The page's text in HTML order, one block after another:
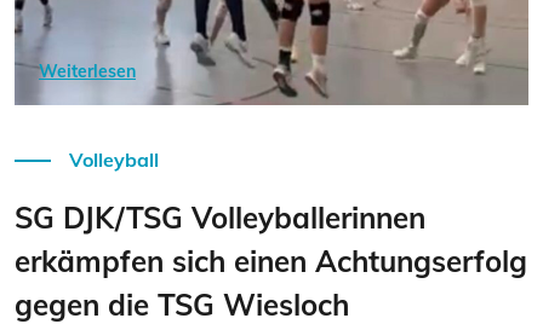
Weiterlesen
Volleyball
SG DJK/TSG Volleyballerinnen
erkämpfen sich einen Achtungserfolg
gegen die TSG Wiesloch